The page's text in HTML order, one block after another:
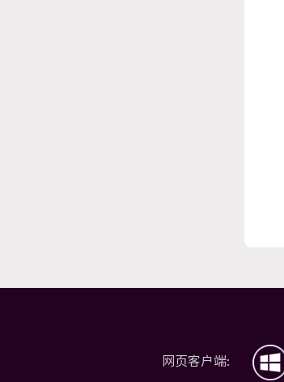
网页客户端: